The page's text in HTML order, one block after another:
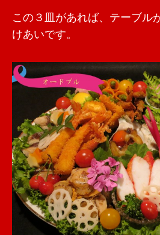
この３皿があれば、テーブル
けあいです。